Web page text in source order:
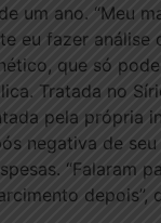
um ano. “Meu
eu fazer análise
que só
Tratada no
pela própria
negativa de
“Falaram
depois”,